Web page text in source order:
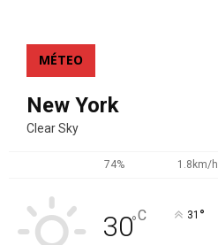
MÉTEO
New York
Clear Sky
74% 1.8km/h
30°C 31 °